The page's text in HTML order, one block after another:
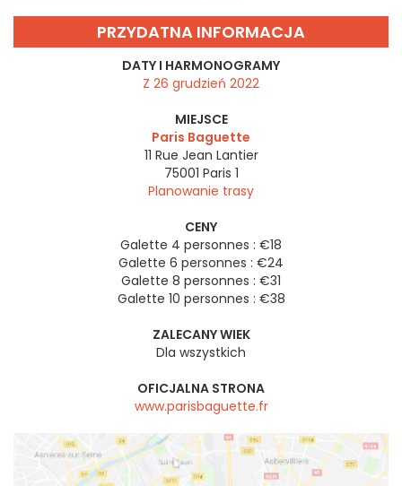
PRZYDATNA INFORMACJA
DATY I HARMONOGRAMY
Z 26 grudzień 2022
MIEJSCE
Paris Baguette
11 Rue Jean Lantier
75001 Paris 1
Planowanie trasy
CENY
Galette 4 personnes : €18
Galette 6 personnes : €24
Galette 8 personnes : €31
Galette 10 personnes : €38
ZALECANY WIEK
Dla wszystkich
OFICJALNA STRONA
www.parisbaguette.fr